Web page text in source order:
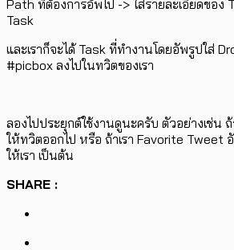
Path ที่ต้องการอัพไป -> ใส่รายละเอียดของ
Task
และเราก็จะได้ Task ที่ทำงานโดยอัพรูปใส่
#picbox ลงไปในทวิตของเรา
ลองไปประยุกต์ใช้งานดูนะครับ ตัวอย่างเช่น
ให้ทวิตออกไป หรือ ถ้าเรา Favorite Tweet
ให้เรา เป็นต้น
SHARE :